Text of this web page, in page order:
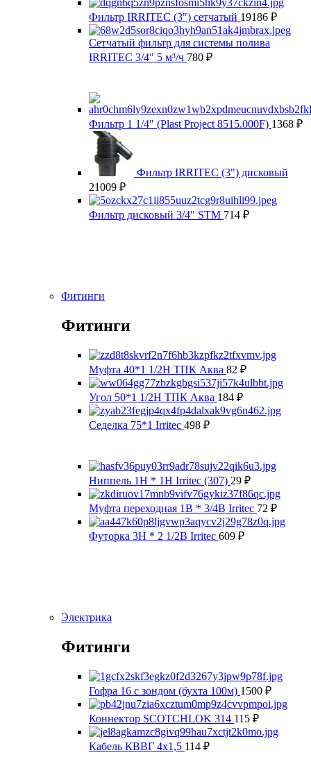
Фильтр IRRITEC (3") сетчатый 19186 ₽
Сетчатый фильтр для системы полива
IRRITEC 3/4" 5 м³/ч 780 ₽
Фильтр 1 1/4" (Plast Project 8515.000F) 1368 ₽
Фильтр IRRITEC (3") дисковый
21009 ₽
Фильтр дисковый 3/4" STM 714 ₽
Фитинги
Фитинги
Муфта 40*1 1/2Н ТПК Аква 82 ₽
Угол 50*1 1/2Н ТПК Аква 184 ₽
Седелка 75*1 Irritec 498 ₽
Ниппель 1Н * 1Н Irritec (307) 29 ₽
Муфта переходная 1В * 3/4В Irritec 72 ₽
Футорка 3Н * 2 1/2В Irritec 609 ₽
Электрика
Фитинги
Гофра 16 с зондом (бухта 100м) 1500 ₽
Коннектор SCOTCHLOK 314 115 ₽
Кабель КВВГ 4х1,5 114 ₽